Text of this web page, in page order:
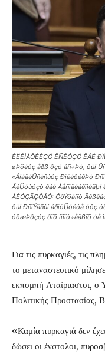
ÊËÉÌÁÔÉÊÇÓ ÊÑÉÓÇÓ ÊÁÉ
øÞöéóç åðß ôçò áñ÷Þò, ôùí
«ÁíáäéÜñèñùóç ÐïëéôéêÞò
ÄéÜóùóçò êáé Áåñïäéáêïìéäþí
ÅÉÓÇÃÇÔÅÓ: ÓôÝöáíïò
ôùí ÐñïÝäñùí áðïöÜóéóå óôç
óõæÞôçóç ôïõ íïìïó÷åäßïõ óå
Για τις πυρκαγιές, τις
το μεταναστευτικό
εκπομπή Αταίριαστοι, ο
Πολιτικής Προστασίας,
«Καμία πυρκαγιά δεν
δώσει οι ένστολοι,